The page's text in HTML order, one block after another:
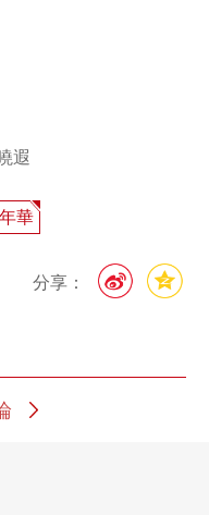
遐
華
分享：